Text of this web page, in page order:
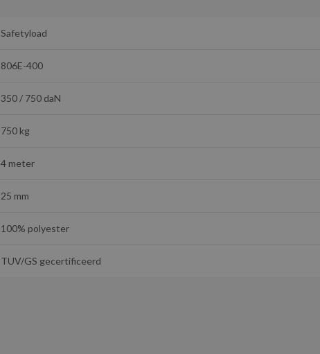
Safetyload
806E-400
350 / 750 daN
750 kg
4 meter
25 mm
100% polyester
TUV/GS gecertificeerd